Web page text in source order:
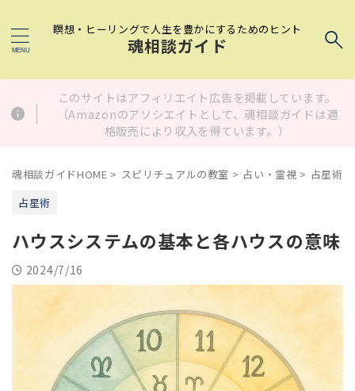
瞑想・ヒーリングで人生を豊かにするためのヒント
魂相談ガイド
このサイトはアフィリエイト広告を掲載しています。
（Amazonのアソシエイトとして、魂相談ガイドは適
格販売により収入を得ています。）
魂相談ガイドHOME > スピリチュアルの教室 > 占い・霊視 > 占星術
占星術
ハウスシステムの基本と各ハウスの意味
2024/7/16